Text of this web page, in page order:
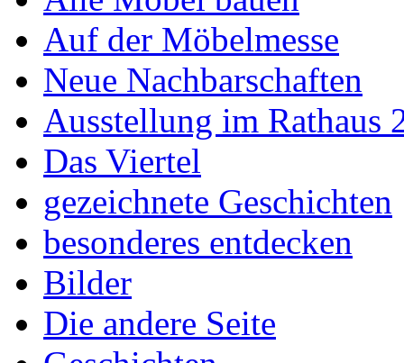
Auf der Möbelmesse
Neue Nachbarschaften
Ausstellung im Rathaus
Das Viertel
gezeichnete Geschichten
besonderes entdecken
Bilder
Die andere Seite